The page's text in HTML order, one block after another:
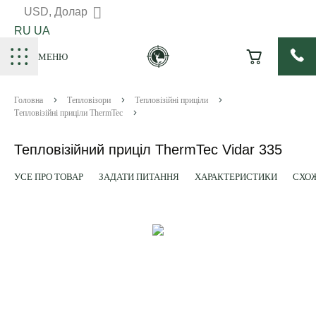
USD, Долар
RU UA
МЕНЮ
Головна Тепловізори
Тепловізійні приціли
Тепловізійні приціли ThermTec
Тепловізійний приціл ThermTec Vidar 335
УСЕ ПРО ТОВАР ЗАДАТИ ПИТАННЯ ХАРАКТЕРИСТИКИ